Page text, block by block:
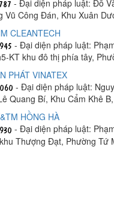
- Đại diện pháp luật: Đỗ
Vũ Công Đán, Khu Xuân
CLEANTECH
- Đại diện pháp luật:
KT khu đô thị phía tây,
PHÁT VINATEX
- Đại diện pháp luật:
Quang Bí, Khu Cẩm Khê
HỒNG HÀ
- Đại diện pháp luật:
Thượng Đạt, Phường Tứ